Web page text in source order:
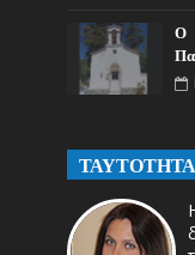
Ο
ΤΑΥΤΟΤΗΤΑ